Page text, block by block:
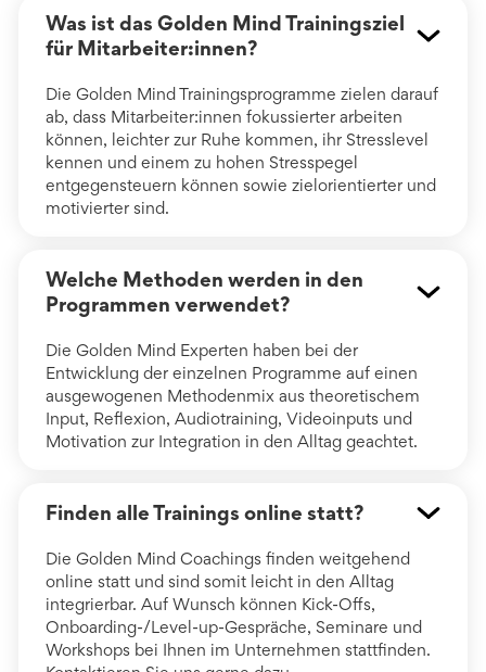
Was ist das Golden Mind Trainingsziel
für Mitarbeiter:innen?
Die Golden Mind Trainingsprogramme zielen darauf
ab, dass Mitarbeiter:innen fokussierter arbeiten
können, leichter zur Ruhe kommen, ihr Stresslevel
kennen und einem zu hohen Stresspegel
entgegensteuern können sowie zielorientierter und
motivierter sind.
Welche Methoden werden in den
Programmen verwendet?
Die Golden Mind Experten haben bei der
Entwicklung der einzelnen Programme auf einen
ausgewogenen Methodenmix aus theoretischem
Input, Reflexion, Audiotraining, Videoinputs und
Motivation zur Integration in den Alltag geachtet.
Finden alle Trainings online statt?
Die Golden Mind Coachings finden weitgehend
online statt und sind somit leicht in den Alltag
integrierbar. Auf Wunsch können Kick-Offs,
Onboarding-/Level-up-Gespräche, Seminare und
Workshops bei Ihnen im Unternehmen stattfinden.